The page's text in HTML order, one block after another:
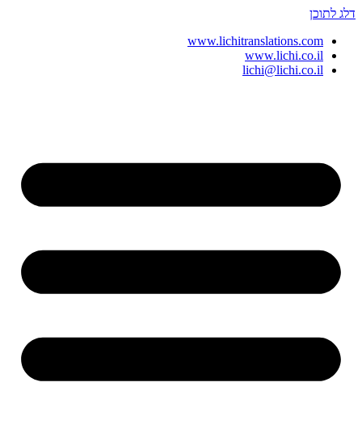
דלג לתוכן
www.lichitranslations.com
www.lichi.co.il
lichi@lichi.co.il